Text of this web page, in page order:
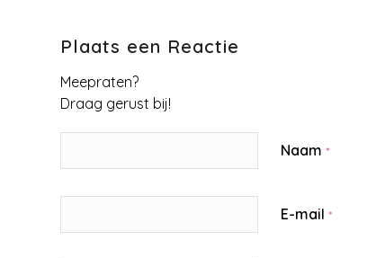
Plaats een Reactie
Meepraten?
Draag gerust bij!
Naam *
E-mail *